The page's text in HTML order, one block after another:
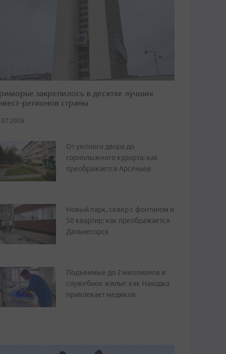
закрепилось в десятке лучших
регионов страны
От уютного двора до
горнолыжного курорта: как
преображается Арсеньев
Новый парк, сквер с фонтаном и
50 квартир: как преображается
Дальнегорск
Подъемные до 2 миллионов и
служебное жилье: как Находка
привлекает медиков